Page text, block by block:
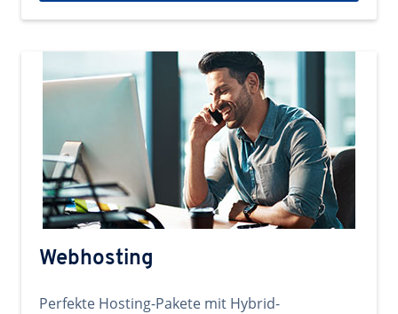
Webhosting
Perfekte Hosting-Pakete mit Hybrid-